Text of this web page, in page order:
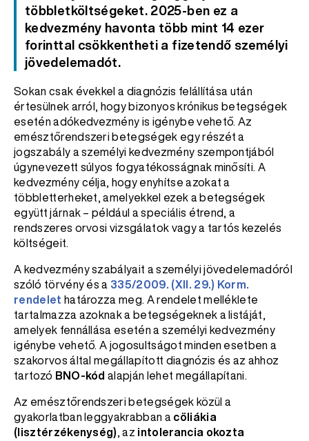
többletköltségeket. 2025-ben ez a
kedvezmény havonta több mint 14 ezer
forinttal csökkentheti a fizetendő személyi
jövedelemadót.
Sokan csak évekkel a diagnózis felállítása után
értesülnek arról, hogy bizonyos krónikus betegségek
esetén adókedvezmény is igénybe vehető. Az
emésztőrendszeri betegségek egy részét a
jogszabály a személyi kedvezmény szempontjából
úgynevezett súlyos fogyatékosságnak minősíti. A
kedvezmény célja, hogy enyhítse azokat a
többletterheket, amelyekkel ezek a betegségek
együtt járnak – például a speciális étrend, a
rendszeres orvosi vizsgálatok vagy a tartós kezelés
költségeit.
A kedvezmény szabályait a személyi jövedelemadóról
szóló törvény és a 335/2009. (XII. 29.) Korm.
rendelet határozza meg. A rendelet melléklete
tartalmazza azoknak a betegségeknek a listáját,
amelyek fennállása esetén a személyi kedvezmény
igénybe vehető. A jogosultságot minden esetben a
szakorvos által megállapított diagnózis és az ahhoz
tartozó BNO-kód alapján lehet megállapítani.
Az emésztőrendszeri betegségek közül a
gyakorlatban leggyakrabban a cöliákia
(lisztérzékenység), az intolerancia okozta